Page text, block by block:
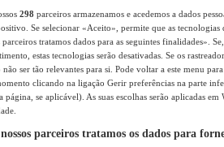
298 parceiros armazenamos e acedemos a dados
Se selecionar «Aceito», permite que as
parceiros tratamos dados para as seguintes finalidades».
estas tecnologias serão desativadas. Se os
ser tão relevantes para si. Pode voltar a este menu
clicando na ligação Gerir preferências na parte
página, se aplicável). As suas escolhas serão aplicadas
nossos parceiros tratamos os dados para